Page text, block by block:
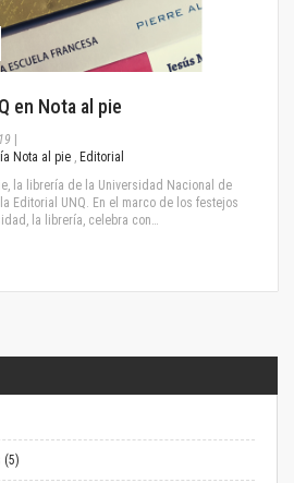
en Nota al pie
Nota al pie , Editorial
la librería de la Universidad Nacional de
Editorial UNQ. En el marco de los festejos
la librería, celebra con…
(5)